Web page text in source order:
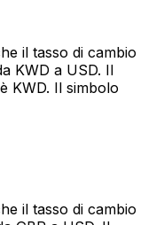
il tasso di cambio
KWD a USD. Il
KWD. Il simbolo
il tasso di cambio